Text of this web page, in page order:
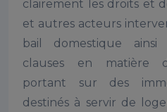
clairement les droits et
et autres acteurs
bail domestique
clauses en matière
portant sur des
destinés à servir de